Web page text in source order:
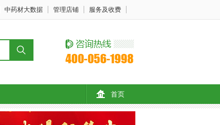
中药材大数据 管理店铺 服务及收费
首页